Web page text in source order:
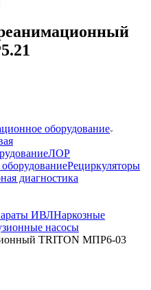
оборудование
ЛОР
Рециркуляторы
диагностика
ИВЛНаркозные
насосы
TRITON МПР6-03